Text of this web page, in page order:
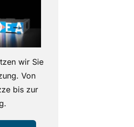
wir Sie
Von
bis zur